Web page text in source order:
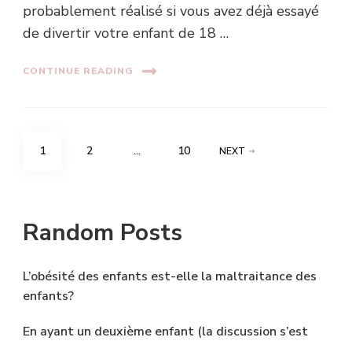
probablement réalisé si vous avez déjà essayé
de divertir votre enfant de 18 …
CONTINUE READING
Posts
PAGE
1 PAGE
2 … PAGE
10 NEXT
Random Posts
L’obésité des enfants est-elle la maltraitance des
enfants?
En ayant un deuxième enfant (la discussion s’est